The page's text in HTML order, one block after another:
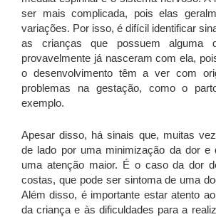
ser mais complicada, pois elas
variações. Por isso, é difícil identificar
as crianças que possuem alguma
provavelmente já nasceram com ela,
o desenvolvimento têm a ver com
problemas na gestação, como o
exemplo.
Apesar disso, há sinais que, muitas
de lado por uma minimização da dor e
uma atenção maior. É o caso da dor
costas, que pode ser sintoma de uma
Além disso, é importante estar atento
da criança e às dificuldades para a